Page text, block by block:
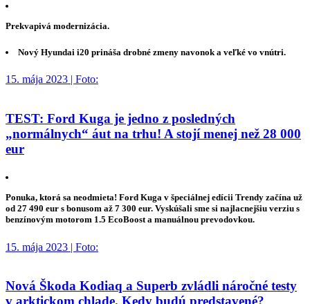
Prekvapivá modernizácia.
Nový Hyundai i20 prináša drobné zmeny navonok a veľké vo vnútri.
15. mája 2023 | Foto:
TEST: Ford Kuga je jedno z posledných
„normálnych“ áut na trhu! A stojí menej než 28 000
eur
Ponuka, ktorá sa neodmieta! Ford Kuga v špeciálnej edícii Trendy začína už
od 27 490 eur s bonusom až 7 300 eur. Vyskúšali sme si najlacnejšiu verziu s
benzínovým motorom 1.5 EcoBoost a manuálnou prevodovkou.
15. mája 2023 | Foto:
Nová Škoda Kodiaq a Superb zvládli náročné testy
v arktickom chlade. Kedy budú predstavené?